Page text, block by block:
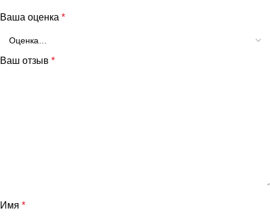
Ваша оценка *
Ваш отзыв *
Имя *